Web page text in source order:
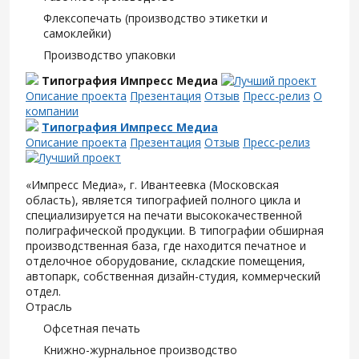
Флексопечать (производство этикетки и
самоклейки)
Производство упаковки
Типография Импресс Медиа
Описание проекта Презентация Отзыв Пресс-релиз О
компании
Типография Импресс Медиа
Описание проекта Презентация Отзыв Пресс-релиз
«Импресс Медиа», г. Ивантеевка (Московская
область), является типографией полного цикла и
специализируется на печати высококачественной
полиграфической продукции. В типографии обширная
производственная база, где находится печатное и
отделочное оборудование, складские помещения,
автопарк, собственная дизайн-студия, коммерческий
отдел.
Отрасль
Офсетная печать
Книжно-журнальное производство